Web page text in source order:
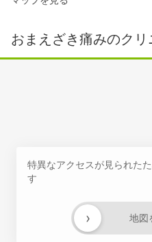
おまえざき痛みのクリ
特異なアクセスが見られた
す
地図
›